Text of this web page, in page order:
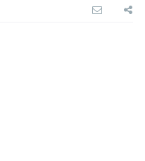
станьте первым.